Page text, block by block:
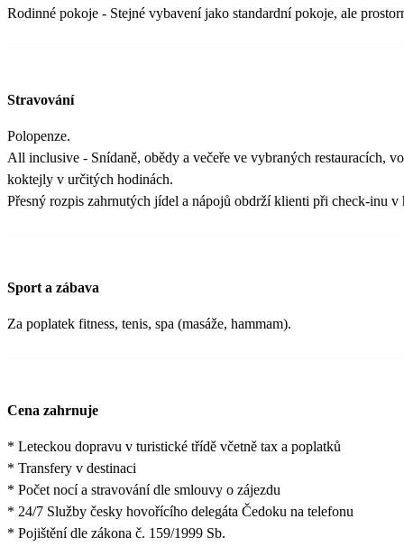
Rodinné pokoje - Stejné vybavení jako standardní pokoje, ale
Stravování
Polopenze.
All inclusive - Snídaně, obědy a večeře ve vybraných restauracích,
koktejly v určitých hodinách.
Přesný rozpis zahrnutých jídel a nápojů obdrží klienti při check-inu v
Sport a zábava
Za poplatek fitness, tenis, spa (masáže, hammam).
Cena zahrnuje
* Leteckou dopravu v turistické třídě včetně tax a poplatků
* Transfery v destinaci
* Počet nocí a stravování dle smlouvy o zájezdu
* 24/7 Služby česky hovořícího delegáta Čedoku na telefonu
* Pojištění dle zákona č. 159/1999 Sb.